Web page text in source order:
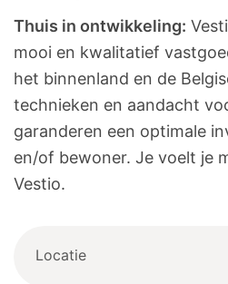
Thuis in ontwikkeling:
mooi en kwalitatief
het binnenland en de
technieken en aandacht
garanderen een optimale
en/of bewoner. Je voelt je
Vestio.
Locatie